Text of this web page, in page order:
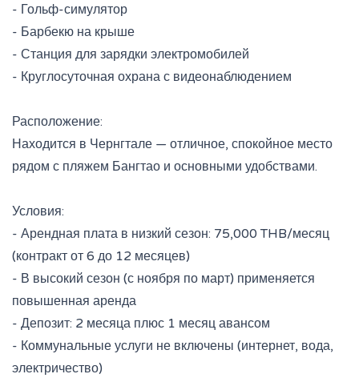
- Гольф-симулятор
- Барбекю на крыше
- Станция для зарядки электромобилей
- Круглосуточная охрана с видеонаблюдением
Расположение:
Находится в Чернгтале — отличное, спокойное место
рядом с пляжем Бангтао и основными удобствами.
Условия:
- Арендная плата в низкий сезон: 75,000 THB/месяц
(контракт от 6 до 12 месяцев)
- В высокий сезон (с ноября по март) применяется
повышенная аренда
- Депозит: 2 месяца плюс 1 месяц авансом
- Коммунальные услуги не включены (интернет, вода,
электричество)